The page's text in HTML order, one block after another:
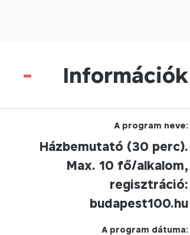
Információk
-
A program neve:
Házbemutató (30 perc).
Max. 10 fő/alkalom,
regisztráció:
budapest100.hu
A program dátuma: